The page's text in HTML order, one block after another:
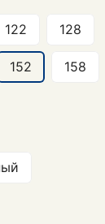
122 128
152 158